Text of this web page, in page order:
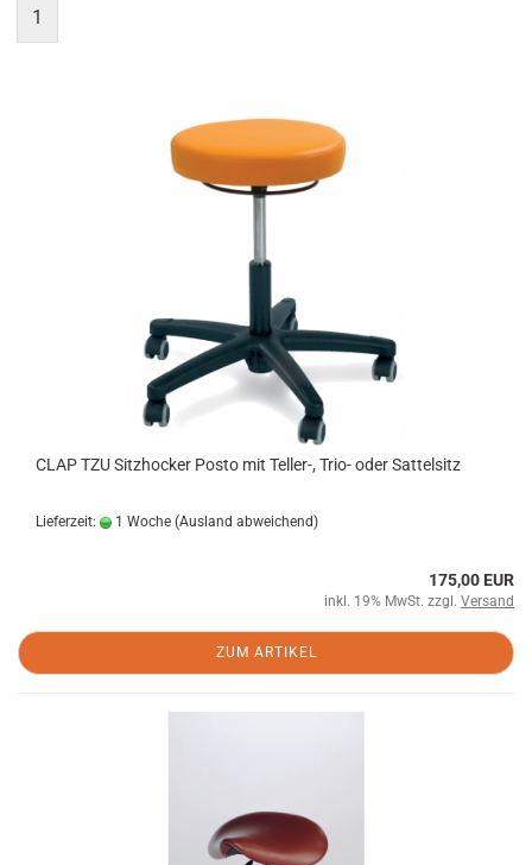
1
CLAP TZU Sitzhocker Posto mit Teller-, Trio- oder Sattelsitz
Lieferzeit: 1 Woche (Ausland abweichend)
175,00 EUR
inkl. 19% MwSt. zzgl. Versand
ZUM ARTIKEL